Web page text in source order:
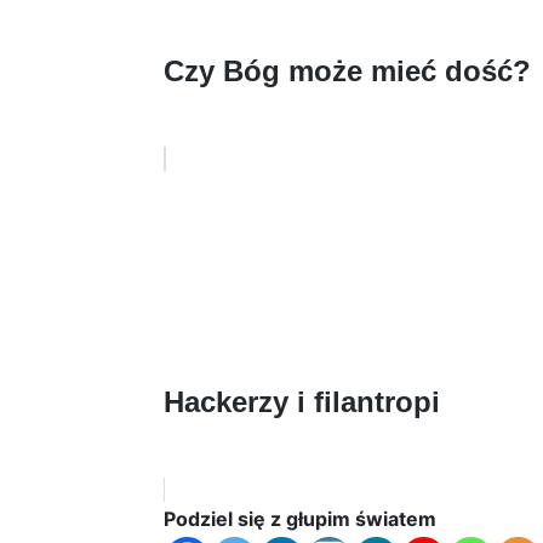
Czy Bóg może mieć dość?
Hackerzy i filantropi
Podziel się z głupim światem